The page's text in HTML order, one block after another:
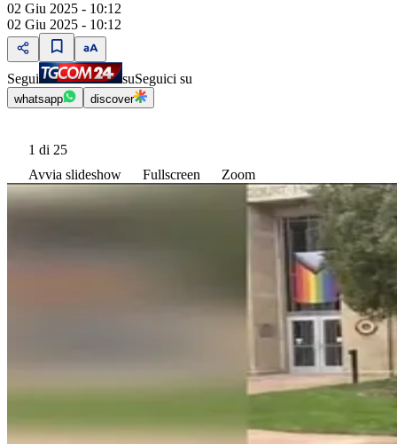
02 Giu 2025 - 10:12
02 Giu 2025 - 10:12
Segui suSeguici su
whatsapp discover
1 di 25
Avvia slideshow
Fullscreen Zoom